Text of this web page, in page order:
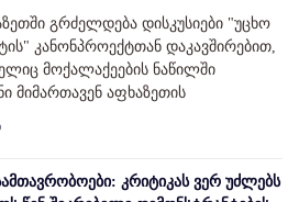
გრძელდება დისკუსიები "უცხო
კანონპროექტთან დაკავშირებით,
მოქალაქეების ნაწილში
მიმართავენ აფხაზეთის
კრიტიკას ვერ უძლებს